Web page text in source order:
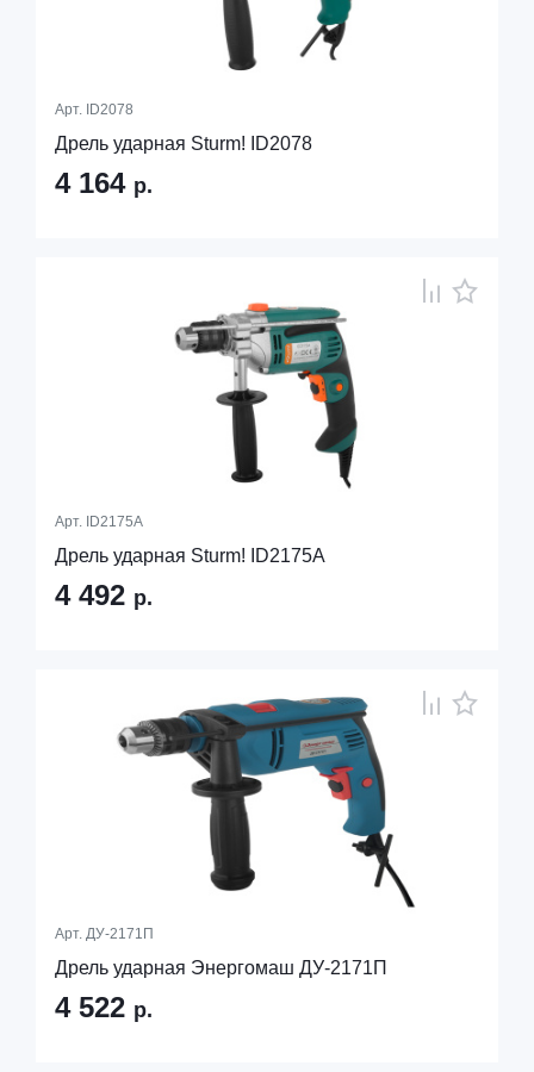
Арт. ID2078
Дрель ударная Sturm! ID2078
4 164 р.
Арт. ID2175A
Дрель ударная Sturm! ID2175A
4 492 р.
Арт. ДУ-2171П
Дрель ударная Энергомаш ДУ-2171П
4 522 р.